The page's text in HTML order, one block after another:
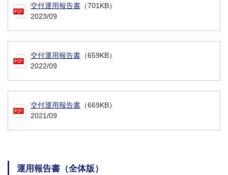
交付運用報告書 （701KB）
2023/09
交付運用報告書 （659KB）
2022/09
交付運用報告書 （669KB）
2021/09
運用報告書（全体版）